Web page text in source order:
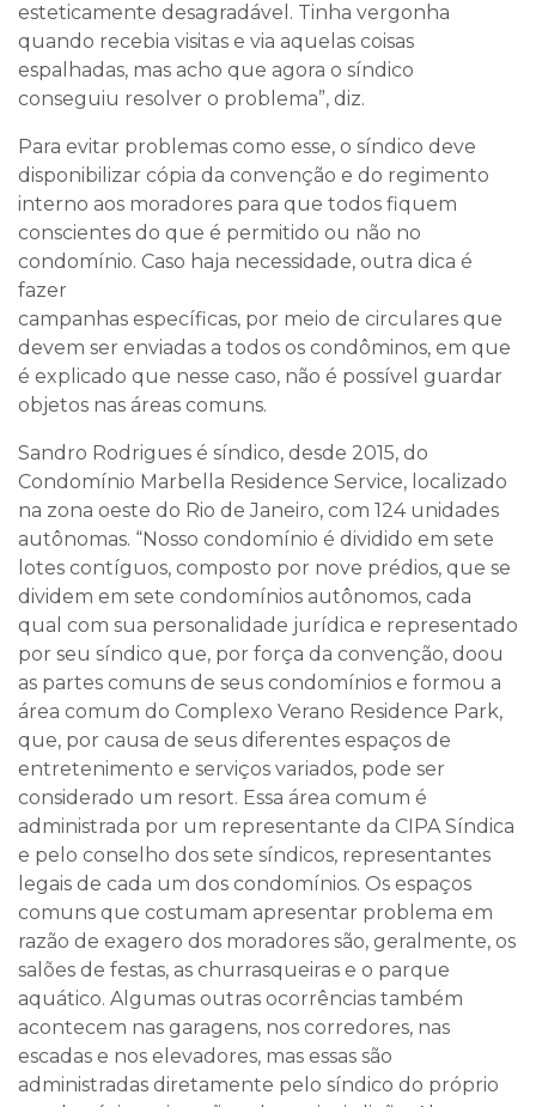
esteticamente desagradável. Tinha vergonha
quando recebia visitas e via aquelas coisas
espalhadas, mas acho que agora o síndico
conseguiu resolver o problema”, diz.
Para evitar problemas como esse, o síndico deve
disponibilizar cópia da convenção e do regimento
interno aos moradores para que todos fiquem
conscientes do que é permitido ou não no
condomínio. Caso haja necessidade, outra dica é
fazer
campanhas específicas, por meio de circulares que
devem ser enviadas a todos os condôminos, em que
é explicado que nesse caso, não é possível guardar
objetos nas áreas comuns.
Sandro Rodrigues é síndico, desde 2015, do
Condomínio Marbella Residence Service, localizado
na zona oeste do Rio de Janeiro, com 124 unidades
autônomas. “Nosso condomínio é dividido em sete
lotes contíguos, composto por nove prédios, que se
dividem em sete condomínios autônomos, cada
qual com sua personalidade jurídica e representado
por seu síndico que, por força da convenção, doou
as partes comuns de seus condomínios e formou a
área comum do Complexo Verano Residence Park,
que, por causa de seus diferentes espaços de
entretenimento e serviços variados, pode ser
considerado um resort. Essa área comum é
administrada por um representante da CIPA Síndica
e pelo conselho dos sete síndicos, representantes
legais de cada um dos condomínios. Os espaços
comuns que costumam apresentar problema em
razão de exagero dos moradores são, geralmente, os
salões de festas, as churrasqueiras e o parque
aquático. Algumas outras ocorrências também
acontecem nas garagens, nos corredores, nas
escadas e nos elevadores, mas essas são
administradas diretamente pelo síndico do próprio